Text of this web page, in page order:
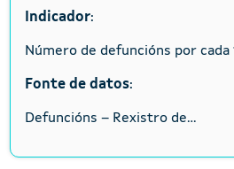
Indicador:
Número de defuncións por
Fonte de datos:
Defuncións – Rexistro de...